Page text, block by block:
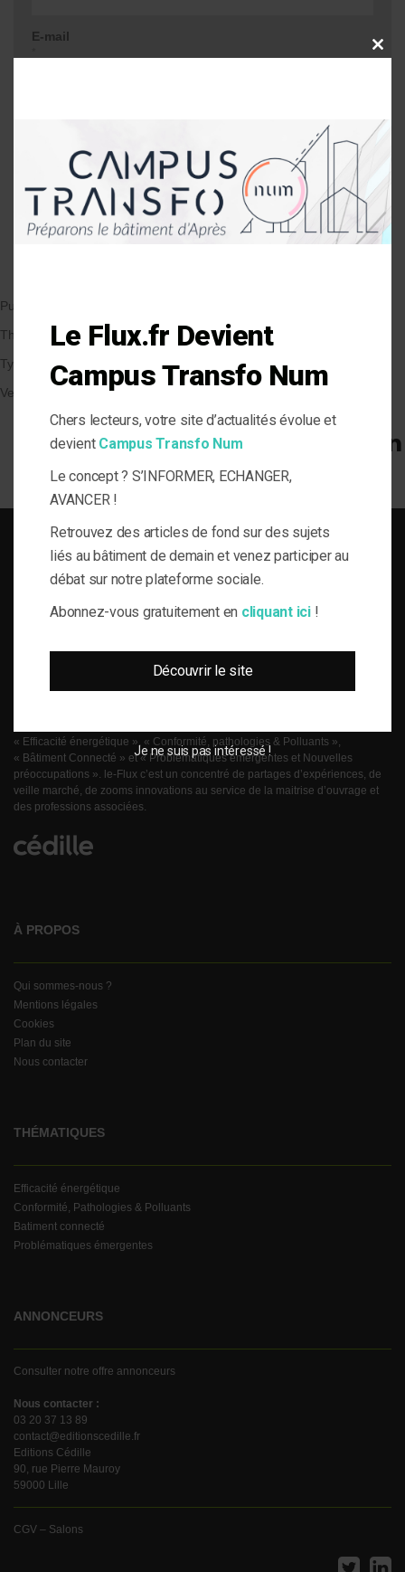
E-mail
Me prévenir lors d'une réponse à mon
Publié le 19/11/2018
Thématique
Types de Bâtiment
Veille et solutions
SOLUTIONS DU BÂTI POUR LA MAÎTRISE D'OUVRAGE RESPONSABLE
du bâtiment, de l’information journalistique inédite, fiable et multi-expertises.
Une actualité toujours connectée à des enjeux règlementaires et para-
« Efficacité énergétique », « Conformité, pathologies & Polluants »,
« Bâtiment Connecté » et « Problématiques émergentes et Nouvelles
préoccupations ». le-Flux c’est un concentré de partages d’expériences, de
veille marché, de zooms innovations au service de la maitrise d’ouvrage et
des professions associées.
À PROPOS
Qui sommes-nous ?
Mentions légales
Cookies
Plan du site
Nous contacter
THÉMATIQUES
Efficacité énergétique
Conformité, Pathologies & Polluants
Batiment connecté
Problématiques émergentes
ANNONCEURS
Consulter notre offre annonceurs
Nous contacter :
03 20 37 13 89
contact@editionscedille.fr
Editions Cédille
90, rue Pierre Mauroy
59000 Lille
CGV – Salons
CLOSE
Le Flux.fr Devient
Campus Transfo Num
Chers lecteurs, votre site d’actualités évolue et
devient Campus Transfo Num
Le concept ? S’INFORMER, ECHANGER,
AVANCER !
Retrouvez des articles de fond sur des sujets
liés au bâtiment de demain et venez participer au
débat sur notre plateforme sociale.
Abonnez-vous gratuitement en cliquant ici!
Découvrir le site
Je ne suis pas intéressé !